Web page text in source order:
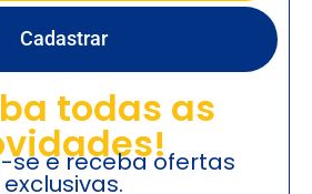
Cadastrar
todas as
se e receba ofertas
exclusivas.